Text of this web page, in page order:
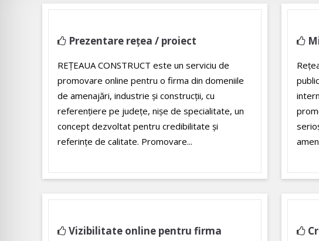
Prezentare rețea / proiect
REŢEAUA CONSTRUCT este un serviciu de
promovare online pentru o firma din domeniile
de amenajări, industrie și construcții, cu
referenţiere pe judeţe, nişe de specialitate, un
concept dezvoltat pentru credibilitate și
referințe de calitate. Promovare...
Vizibilitate online pentru firma